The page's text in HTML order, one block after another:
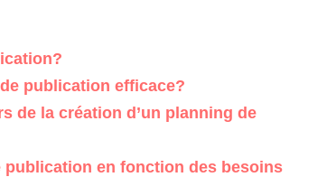
publication efficace?
de la création d’un planning de
publication en fonction des besoins